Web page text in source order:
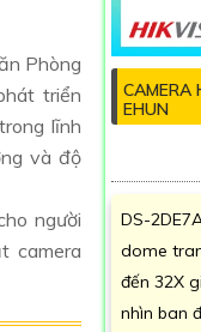
Phòng
triển
lĩnh
và độ
người
camera
CAMERA
EHUN
DS-
dome
đến 32X
nhìn ban